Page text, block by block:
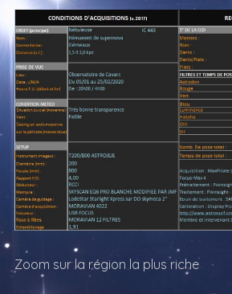
Zoom sur la région la plus riche